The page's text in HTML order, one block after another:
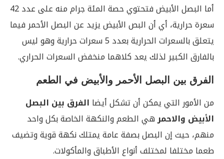
أما البصل الأبيض فتحتوي حصة المئة جرام منه على عدد 42
سعرة حرارية، أي أن البص الأبيض يزيد عن البصل الأحمر فيما
يتعلق بالسعرات الحرارية بعدد 5 سعرات حرارية وهو ليس
بالفارق الكبير لذلك يعد كلاهما منخفض السعرات الحراري.
الفرق بين البصل الأحمر والأبيض في الطعم
من الأمور التي يمكن أن تشكل أيضا الفرق بين البصل
الأبيض والاحمرهي الطعم والنكهة الخاصة بكل واحد
منهم، حيث إن البصل بصفة عامة يمتلك نكهة قوية وتضيف
طعما مختلفا لمختلف أنواع الأطباق والمأكولات.